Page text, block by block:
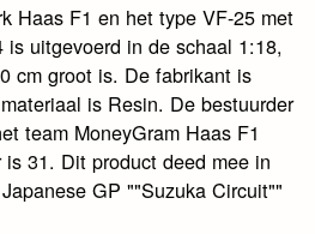
Haas F1 en het type VF-25 met
is uitgevoerd in de schaal 1:18,
cm groot is. De fabrikant is
is Resin. De bestuurder
team MoneyGram Haas F1
31. Dit product deed mee in
GP ""Suzuka Circuit""